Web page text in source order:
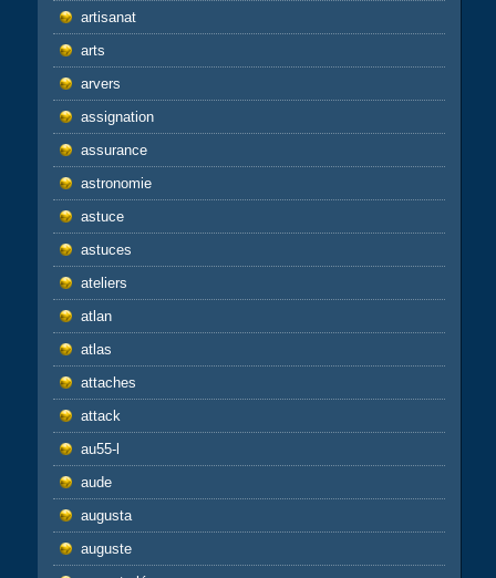
artisanat
arts
arvers
assignation
assurance
astronomie
astuce
astuces
ateliers
atlan
atlas
attaches
attack
au55-l
aude
augusta
auguste